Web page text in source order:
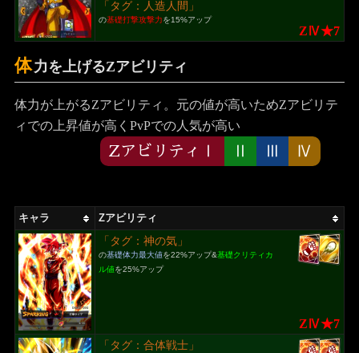
「タグ：人造人間」
の基礎打撃攻撃力を15%アップ
ZⅣ★7
体力を上げるZアビリティ
体力が上がるZアビリティ。元の値が高いためZアビリテ
ィでの上昇値が高くPvPでの人気が高い
ZアビリティⅠ Ⅱ Ⅲ Ⅳ
キャラ Zアビリティ
「タグ：神の気」
の基礎体力最大値を22%アップ&基礎クリティカ
ル値を25%アップ
ZⅣ★7
「タグ：合体戦士」